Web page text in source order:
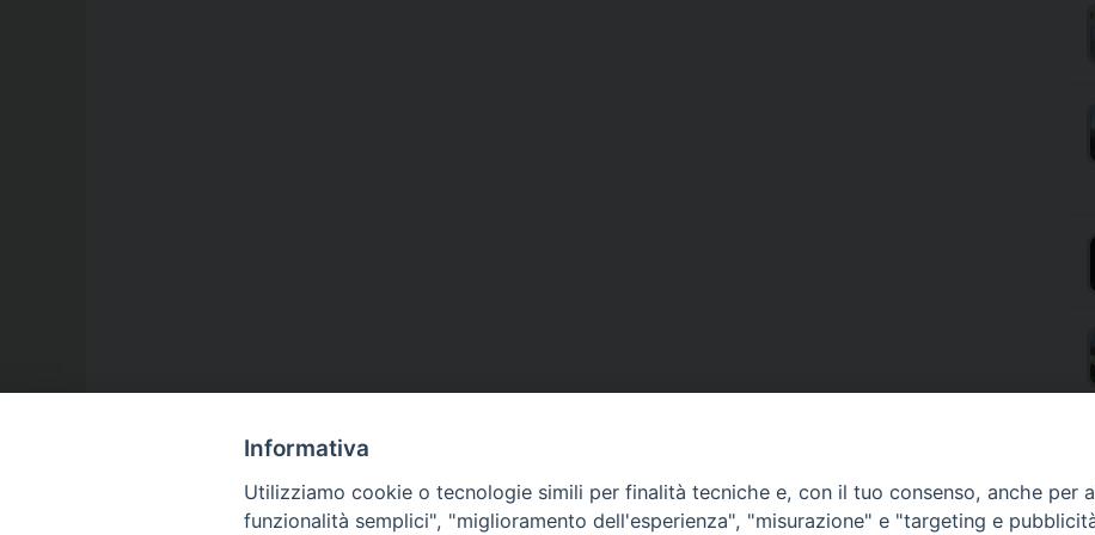
Informativa
Utilizziamo cookie o tecnologie simili per finalità tecniche e, con il tuo consenso, anche per
funzionalità semplici", "miglioramento dell'esperienza", "misurazione" e "targeting e